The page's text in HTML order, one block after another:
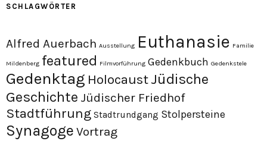
SCHLAGWÖRTER
Alfred Auerbach Ausstellung Euthanasie Familie
Mildenberg featured Filmvorführung Gedenkbuch Gedenkstele
Gedenktag HolocaustJüdische
Geschichte Jüdischer Friedhof
Stadtführung Stadtrundgang Stolpersteine
Synagoge Vortrag